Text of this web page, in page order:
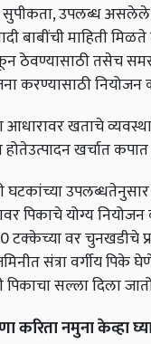
उपलब्ध असलेले
बाबींची माहिती
ठेवण्यासाठी तसेच
करण्यासाठी नियोजन
आधारावर खताचे
खर्चात
घटकांच्या उपलब्धतेनुसार
पिकाचे योग्य नियोजन
टक्केच्या वर चुनखडीचे
संत्रा वर्गीय पिके
पिकाचा सल्ला दिला
करितानमुनाकेव्हा